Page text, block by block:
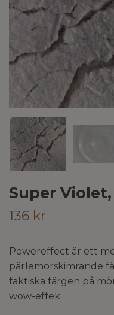
Super
136 kr
Powereffect är ett
pärlemorskimrande
faktiska färgen på
wow-effek